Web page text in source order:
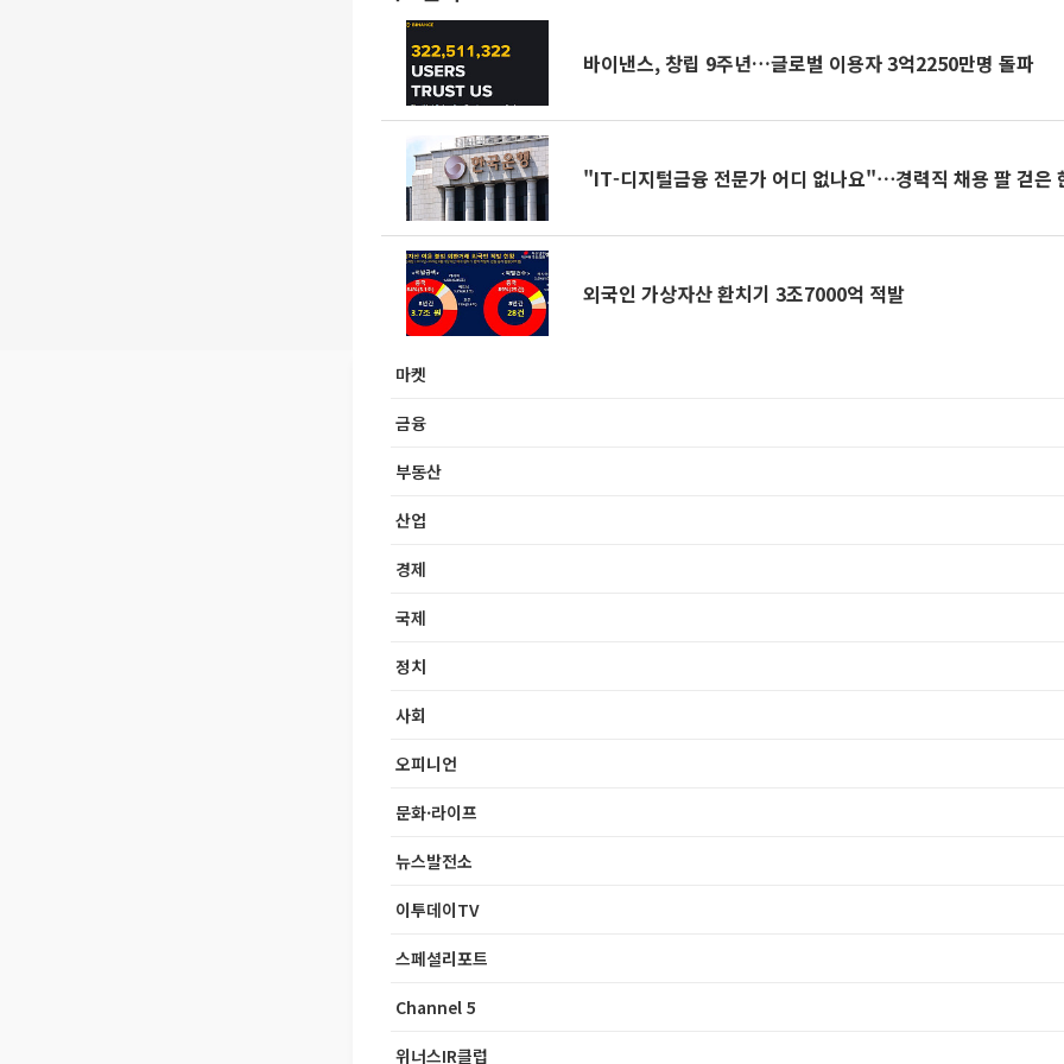
바이낸스, 창립 9주년…글로벌 이용자 3억2250만명 돌파
"IT-디지털금융 전문가 어디 없나요"⋯경력직 채용 팔 걷은
외국인 가상자산 환치기 3조7000억 적발
마켓
금융
부동산
산업
경제
국제
정치
사회
오피니언
문화·라이프
뉴스발전소
이투데이TV
스페셜리포트
Channel 5
위너스IR클럽